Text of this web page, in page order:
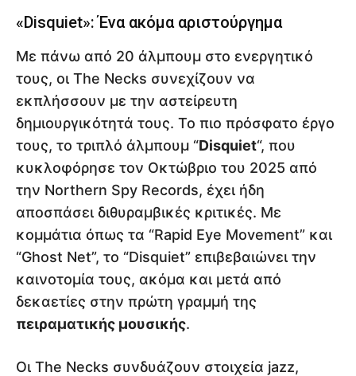
«Disquiet»: Ένα ακόμα αριστούργημα
Με πάνω από 20 άλμπουμ στο ενεργητικό
τους, οι The Necks συνεχίζουν να
εκπλήσσουν με την αστείρευτη
δημιουργικότητά τους. Το πιο πρόσφατο έργο
τους, το τριπλό άλμπουμ “Disquiet“, που
κυκλοφόρησε τον Οκτώβριο του 2025 από
την Northern Spy Records, έχει ήδη
αποσπάσει διθυραμβικές κριτικές. Με
κομμάτια όπως τα “Rapid Eye Movement” και
“Ghost Net”, το “Disquiet” επιβεβαιώνει την
καινοτομία τους, ακόμα και μετά από
δεκαετίες στην πρώτη γραμμή της
πειραματικής μουσικής.
Οι The Necks συνδυάζουν στοιχεία jazz,